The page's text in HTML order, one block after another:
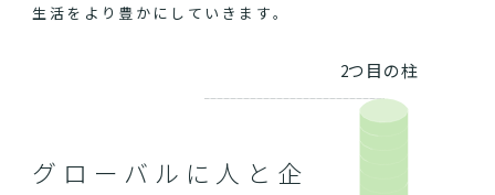
生活をより豊かにしていきます。
グローバルに人と企
2つ目の柱